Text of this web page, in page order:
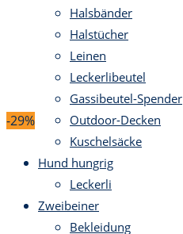
Halsbänder
Halstücher
Leinen
Leckerlibeutel
Gassibeutel-Spender
Outdoor-Decken
Kuschelsäcke
Hund hungrig
Leckerli
Zweibeiner
Bekleidung
-29%